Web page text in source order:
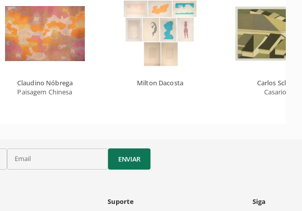
Claudino Nóbrega
Paisagem Chinesa
Milton Dacosta
Carlos Scliar
Casario
Email ENVIAR
Suporte Siga